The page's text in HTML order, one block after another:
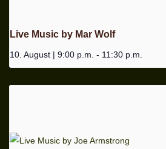
Live Music by Mar Wolf
10. August | 9:00 p.m. - 11:30 p.m.